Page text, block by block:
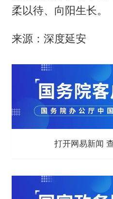
柔以待、向阳生长。
来源：深度延安
打开网易新闻